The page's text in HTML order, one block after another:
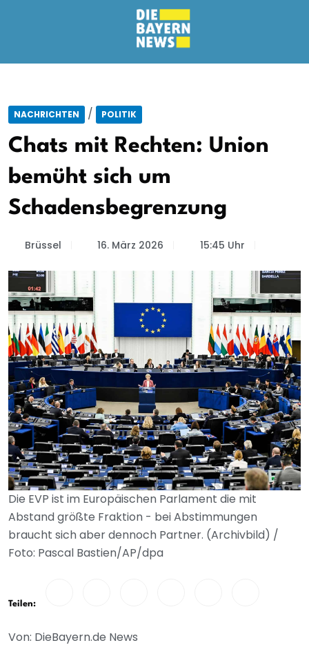
NACHRICHTEN / POLITIK
Chats mit Rechten: Union
bemüht sich um
Schadensbegrenzung
Brüssel 16. März 2026 15:45 Uhr
Die EVP ist im Europäischen Parlament die mit
Abstand größte Fraktion - bei Abstimmungen
braucht sich aber dennoch Partner. (Archivbild) /
Foto: Pascal Bastien/AP/dpa
Teilen:
Von: DieBayern.de News